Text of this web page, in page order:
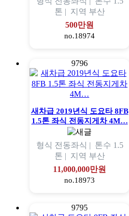
톤 | 지역 부산
500만원
no.18974
9796
새차급 2019년식 도요타 8FB
1.5톤 좌식 전동지게차 4M…
형식 전동좌식 | 톤수 1.5
톤 | 지역 부산
11,000,000만원
no.18973
9795